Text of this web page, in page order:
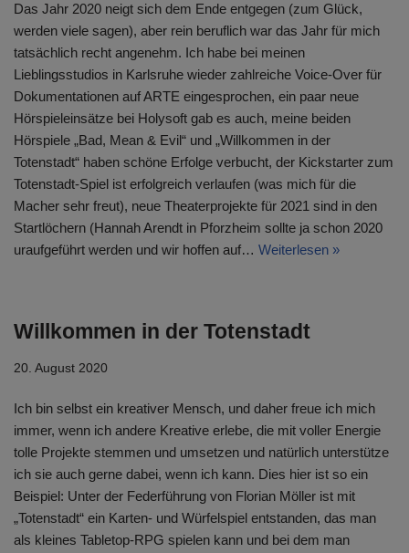
Das Jahr 2020 neigt sich dem Ende entgegen (zum Glück,
werden viele sagen), aber rein beruflich war das Jahr für mich
tatsächlich recht angenehm. Ich habe bei meinen
Lieblingsstudios in Karlsruhe wieder zahlreiche Voice-Over für
Dokumentationen auf ARTE eingesprochen, ein paar neue
Hörspieleinsätze bei Holysoft gab es auch, meine beiden
Hörspiele „Bad, Mean & Evil“ und „Willkommen in der
Totenstadt“ haben schöne Erfolge verbucht, der Kickstarter zum
Totenstadt-Spiel ist erfolgreich verlaufen (was mich für die
Macher sehr freut), neue Theaterprojekte für 2021 sind in den
Startlöchern (Hannah Arendt in Pforzheim sollte ja schon 2020
uraufgeführt werden und wir hoffen auf… Weiterlesen »
Willkommen in der Totenstadt
20. August 2020
Ich bin selbst ein kreativer Mensch, und daher freue ich mich
immer, wenn ich andere Kreative erlebe, die mit voller Energie
tolle Projekte stemmen und umsetzen und natürlich unterstütze
ich sie auch gerne dabei, wenn ich kann. Dies hier ist so ein
Beispiel: Unter der Federführung von Florian Möller ist mit
„Totenstadt“ ein Karten- und Würfelspiel entstanden, das man
als kleines Tabletop-RPG spielen kann und bei dem man